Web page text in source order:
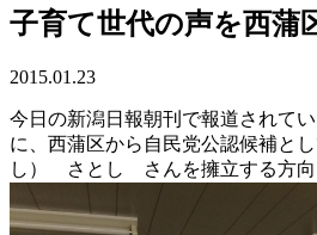
子育て世代の声を西蒲
2015.01.23
今日の新潟日報朝刊で報道されて
に、西蒲区から自民党公認候補と
し） さとし さんを擁立する方向